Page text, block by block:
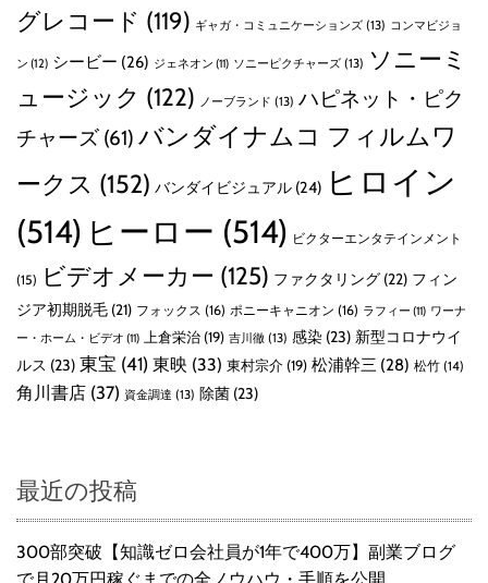
グレコード (119) ギャガ・コミュニケーションズ (13) コンマビジョ
ン (12) シービー (26) ジェネオン (11) ソニーピクチャーズ (13) ソニーミ
ュージック (122) ノーブランド (13) ハピネット・ピク
チャーズ (61) バンダイナムコ フィルムワ
ークス (152) バンダイビジュアル (24) ヒロイン
(514) ヒーロー (514) ビクターエンタテインメント
(15) ビデオメーカー (125) ファクタリング (22) フィン
ジア初期脱毛 (21) フォックス (16) ポニーキャニオン (16) ラフィー (11) ワーナ
ー・ホーム・ビデオ (11) 上倉栄治 (19) 吉川徹 (13) 感染 (23) 新型コロナウイ
ルス (23) 東宝 (41) 東映 (33) 東村宗介 (19) 松浦幹三 (28) 松竹 (14)
角川書店 (37) 資金調達 (13) 除菌 (23)
最近の投稿
300部突破【知識ゼロ会社員が1年で400万】副業ブログ